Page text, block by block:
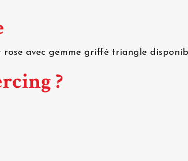
rose avec gemme griffé triangle
?